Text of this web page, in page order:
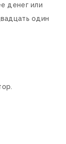
денег или
один